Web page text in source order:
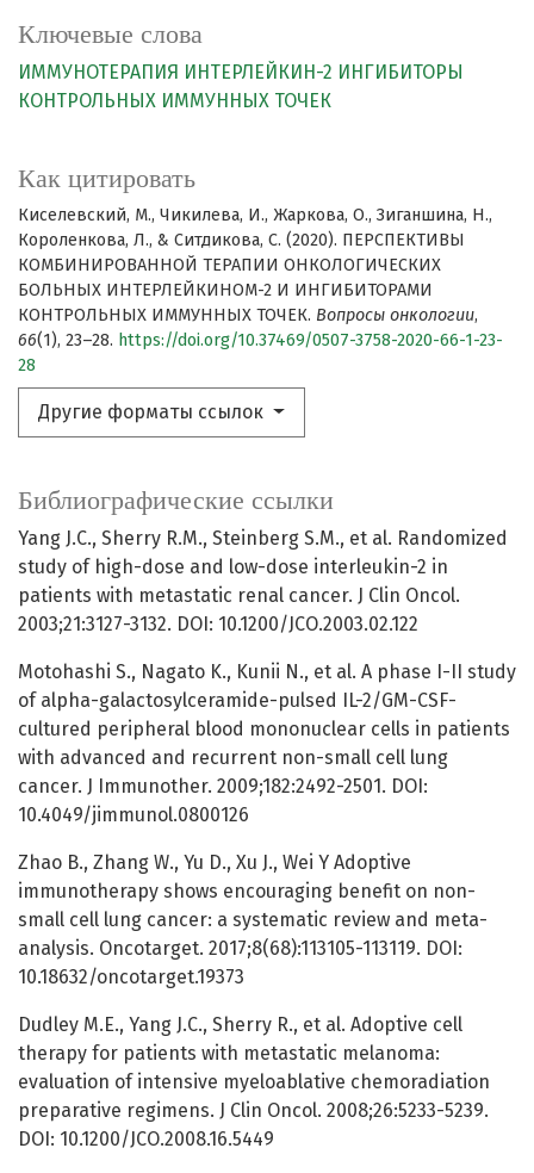
Ключевые слова
ИММУНОТЕРАПИЯ ИНТЕРЛЕЙКИН-2 ИНГИБИТОРЫ
КОНТРОЛЬНЫХ ИММУННЫХ ТОЧЕК
Как цитировать
Киселевский, М., Чикилева, И., Жаркова, О., Зиганшина, Н.,
Короленкова, Л., & Ситдикова, С. (2020). ПЕРСПЕКТИВЫ
КОМБИНИРОВАННОЙ ТЕРАПИИ ОНКОЛОГИЧЕСКИХ
БОЛЬНЫХ ИНТЕРЛЕЙКИНОМ-2 И ИНГИБИТОРАМИ
КОНТРОЛЬНЫХ ИММУННЫХ ТОЧЕК. Вопросы онкологии,
66(1), 23–28. https://doi.org/10.37469/0507-3758-2020-66-1-23-
28
Другие форматы ссылок
Библиографические ссылки
Yang J.C., Sherry R.M., Steinberg S.M., et al. Randomized
study of high-dose and low-dose interleukin-2 in
patients with metastatic renal cancer. J Clin Oncol.
2003;21:3127-3132. DOI: 10.1200/JCO.2003.02.122
Motohashi S., Nagato K., Kunii N., et al. A phase I-II study
of alpha-galactosylceramide-pulsed IL-2/GM-CSF-
cultured peripheral blood mononuclear cells in patients
with advanced and recurrent non-small cell lung
cancer. J Immunother. 2009;182:2492-2501. DOI:
10.4049/jimmunol.0800126
Zhao B., Zhang W., Yu D., Xu J., Wei Y Adoptive
immunotherapy shows encouraging benefit on non-
small cell lung cancer: a systematic review and meta-
analysis. Oncotarget. 2017;8(68):113105-113119. DOI:
10.18632/oncotarget.19373
Dudley M.E., Yang J.C., Sherry R., et al. Adoptive cell
therapy for patients with metastatic melanoma:
evaluation of intensive myeloablative chemoradiation
preparative regimens. J Clin Oncol. 2008;26:5233-5239.
DOI: 10.1200/JCO.2008.16.5449